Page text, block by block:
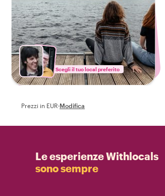
Scegli il tuo local preferito
Prezzi in EUR·Modifica
Le esperienze Withlocals
sono sempre